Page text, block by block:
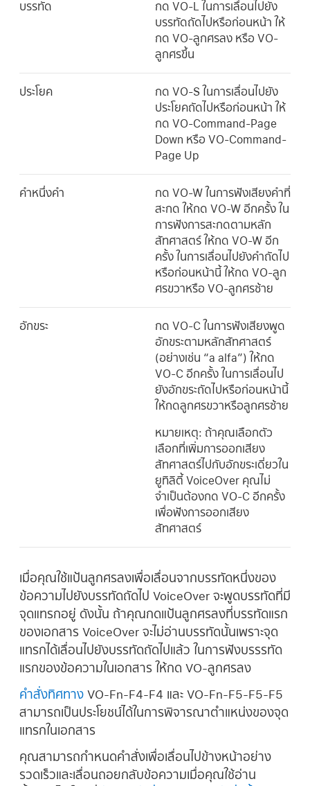
บรรทัด
กด VO-L ในการเลื่อนไปยัง
บรรทัดถัดไปหรือก่อนหน้า ให้
กด VO-ลูกศรลง หรือ VO-
ลูกศรขึ้น
ประโยค
กด VO-S ในการเลื่อนไปยัง
ประโยคถัดไปหรือก่อนหน้า ให้
กด VO-Command-Page
Down หรือ VO-Command-
Page Up
คำหนึ่งคำ
กด VO-W ในการฟังเสียงคำที่
สะกด ให้กด VO-W อีกครั้ง ใน
การฟังการสะกดตามหลัก
สัทศาสตร์ ให้กด VO-W อีก
ครั้ง ในการเลื่อนไปยังคำถัดไป
หรือก่อนหน้านี้ ให้กด VO-ลูก
ศรขวาหรือ VO-ลูกศรซ้าย
อักขระ
กด VO-C ในการฟังเสียงพูด
อักขระตามหลักสัทศาสตร์
(อย่างเช่น “a alfa”) ให้กด
VO-C อีกครั้ง ในการเลื่อนไป
ยังอักขระถัดไปหรือก่อนหน้านี้
ให้กดลูกศรขวาหรือลูกศรซ้าย
หมายเหตุ: ถ้าคุณเลือกตัว
เลือกที่เพิ่มการออกเสียง
สัทศาสตร์ไปกับอักขระเดี่ยวใน
ยูทิลิตี้ VoiceOver คุณไม่
จำเป็นต้องกด VO-C อีกครั้ง
เพื่อฟังการออกเสียง
สัทศาสตร์
เมื่อคุณใช้แป้นลูกศรลงเพื่อเลื่อนจากบรรทัดหนึ่งของ
ข้อความไปยังบรรทัดถัดไป VoiceOver จะพูดบรรทัดที่มี
จุดแทรกอยู่ ดังนั้น ถ้าคุณกดแป้นลูกศรลงที่บรรทัดแรก
ของเอกสาร VoiceOver จะไม่อ่านบรรทัดนั้นเพราะจุด
แทรกได้เลื่อนไปยังบรรทัดถัดไปแล้ว ในการฟังบรรรทัด
แรกของข้อความในเอกสาร ให้กด VO-ลูกศรลง
คำสั่งทิศทาง VO-Fn-F4-F4 และ VO-Fn-F5-F5-F5
สามารถเป็นประโยชน์ได้ในการพิจารณาตำแหน่งของจุด
แทรกในเอกสาร
คุณสามารถกำหนดคำสั่งเพื่อเลื่อนไปข้างหน้าอย่าง
รวดเร็วและเลื่อนถอยกลับข้อความเมื่อคุณใช้อ่าน